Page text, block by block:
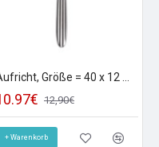
12,90€
+ Warenkorb